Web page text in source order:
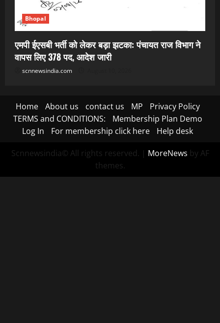
Bhopal
एमपी ईएसबी भर्ती को लेकर बड़ा झटका: पंचायत राज विभाग ने
वापस लिए 378 पद, आदेश जारी
scnnewsindia.com
Home About us contact us MP
Privacy Policy
TERMS and CONDITIONS:
Membership Plan Demo
Log In
For membership click here Help desk
Scnnewsindia© All rights reserved. | MoreNews by AF
themes.